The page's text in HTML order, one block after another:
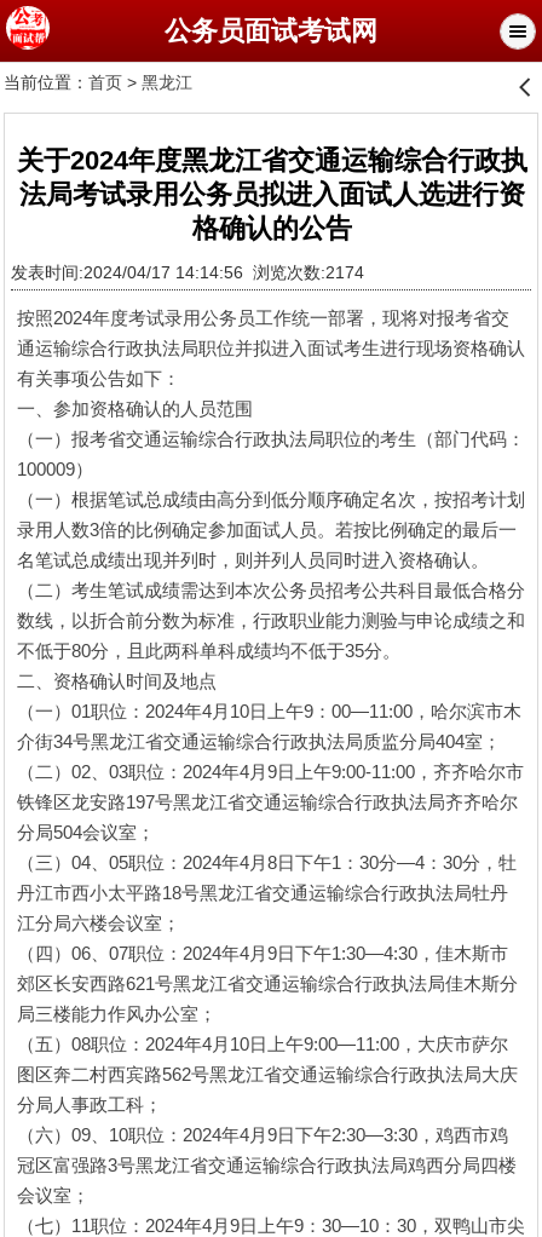
公务员面试考试网
当前位置： 首页> 黑龙江 󰊒
关于2024年度黑龙江省交通运输综合行政执
法局考试录用公务员拟进入面试人选进行资
格确认的公告
发表时间:2024/04/17 14:14:56 浏览次数:2174
按照2024年度考试录用公务员工作统一部署，现将对报考省交
通运输综合行政执法局职位并拟进入面试考生进行现场资格确认
有关事项公告如下：
一、参加资格确认的人员范围
（一）报考省交通运输综合行政执法局职位的考生（部门代码：
100009）
（一）根据笔试总成绩由高分到低分顺序确定名次，按招考计划
录用人数3倍的比例确定参加面试人员。若按比例确定的最后一
名笔试总成绩出现并列时，则并列人员同时进入资格确认。
（二）考生笔试成绩需达到本次公务员招考公共科目最低合格分
数线，以折合前分数为标准，行政职业能力测验与申论成绩之和
不低于80分，且此两科单科成绩均不低于35分。
二、资格确认时间及地点
（一）01职位：2024年4月10日上午9：00—11:00，哈尔滨市木
介街34号黑龙江省交通运输综合行政执法局质监分局404室；
（二）02、03职位：2024年4月9日上午9:00-11:00，齐齐哈尔市
铁锋区龙安路197号黑龙江省交通运输综合行政执法局齐齐哈尔
分局504会议室；
（三）04、05职位：2024年4月8日下午1：30分—4：30分，牡
丹江市西小太平路18号黑龙江省交通运输综合行政执法局牡丹
江分局六楼会议室；
（四）06、07职位：2024年4月9日下午1:30—4:30，佳木斯市
郊区长安西路621号黑龙江省交通运输综合行政执法局佳木斯分
局三楼能力作风办公室；
（五）08职位：2024年4月10日上午9:00—11:00，大庆市萨尔
图区奔二村西宾路562号黑龙江省交通运输综合行政执法局大庆
分局人事政工科；
（六）09、10职位：2024年4月9日下午2:30—3:30，鸡西市鸡
冠区富强路3号黑龙江省交通运输综合行政执法局鸡西分局四楼
会议室；
（七）11职位：2024年4月9日上午9：30—10：30，双鸭山市尖